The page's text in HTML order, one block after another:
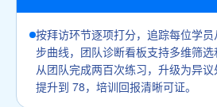
按拜访环节逐项打分，追踪每位学
步曲线，团队诊断看板支持多维筛
从团队完成两百次练习，升级为异
提升到 78，培训回报清晰可证。